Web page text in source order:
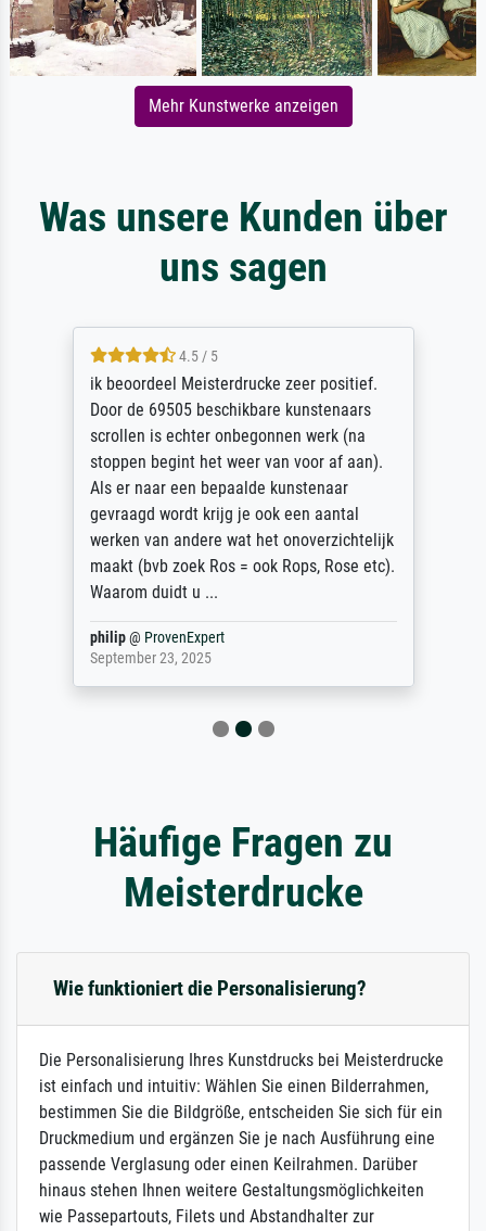
Mehr Kunstwerke anzeigen
Was unsere Kunden über
uns sagen
4.5 / 5
ik beoordeel Meisterdrucke zeer positief.
Door de 69505 beschikbare kunstenaars
scrollen is echter onbegonnen werk (na
stoppen begint het weer van voor af aan).
Als er naar een bepaalde kunstenaar
gevraagd wordt krijg je ook een aantal
werken van andere wat het onoverzichtelijk
maakt (bvb zoek Ros = ook Rops, Rose etc).
Waarom duidt u ...
philip@ ProvenExpert
September 23, 2025
Häufige Fragen zu
Meisterdrucke
Wie funktioniert die Personalisierung?
Die Personalisierung Ihres Kunstdrucks bei Meisterdrucke
ist einfach und intuitiv: Wählen Sie einen Bilderrahmen,
bestimmen Sie die Bildgröße, entscheiden Sie sich für ein
Druckmedium und ergänzen Sie je nach Ausführung eine
passende Verglasung oder einen Keilrahmen. Darüber
hinaus stehen Ihnen weitere Gestaltungsmöglichkeiten
wie Passepartouts, Filets und Abstandhalter zur